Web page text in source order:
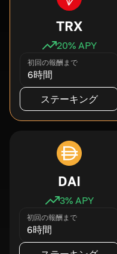
TRX
20% APY
初回の報酬まで
6時間
ステーキング
DAI
3% APY
初回の報酬まで
6時間